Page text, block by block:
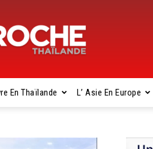
Gavroche
En Thaïlande L’ Asie En Europe